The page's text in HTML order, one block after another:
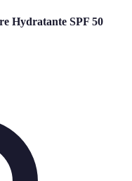
Hydratante SPF 50